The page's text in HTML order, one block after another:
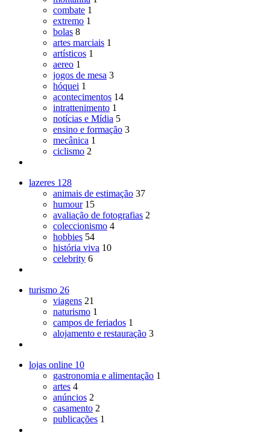
combate 1
extremo 1
bolas 8
artes marciais 1
artísticos 1
aereo 1
jogos de mesa 3
hóquei 1
acontecimentos 14
intrattenimento 1
notícias e Mídia 5
ensino e formação 3
mecânica 1
ciclismo 2
lazeres 128
animais de estimação 37
humour 15
avaliação de fotografias 2
coleccionismo 4
hobbies 54
história viva 10
celebrity 6
turismo 26
viagens 21
naturismo 1
campos de feriados 1
alojamento e restauração 3
lojas online 10
gastronomia e alimentação 1
artes 4
anúncios 2
casamento 2
publicações 1